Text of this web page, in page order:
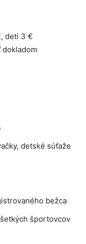
deti 3 €
dokladom
detské súťaže
bežca
športovcov